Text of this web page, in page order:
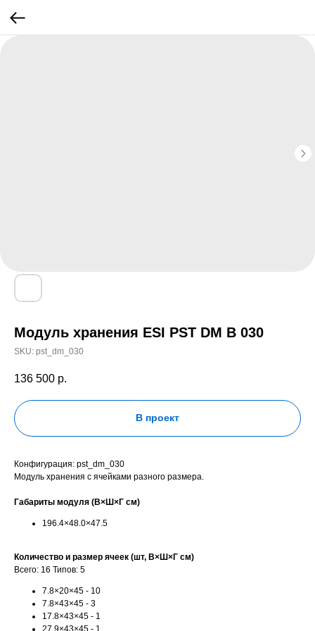
Модуль хранения ESI PST DM B 030
SKU: pst_dm_030
136 500 р.
В проект
Конфигурация: pst_dm_030
Модуль хранения с ячейками разного размера.
Габариты модуля (В×Ш×Г см)
196.4×48.0×47.5
Количество и размер ячеек (шт, В×Ш×Г см)
Всего: 16 Типов: 5
7.8×20×45 - 10
7.8×43×45 - 3
17.8×43×45 - 1
27.9×43×45 - 1